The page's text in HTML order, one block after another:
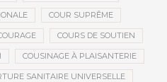
COUR SUPRÊME
COURS DE SOUTIEN
COUSINAGE À PLAISANTERIE
SANITAIRE UNIVERSELLE